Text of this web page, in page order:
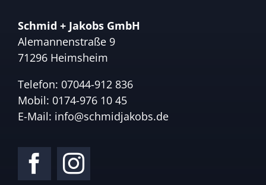
Schmid + Jakobs GmbH
Alemannenstraße 9
71296 Heimsheim
Telefon: 07044-912 836
Mobil: 0174-976 10 45
E-Mail: info@schmidjakobs.de